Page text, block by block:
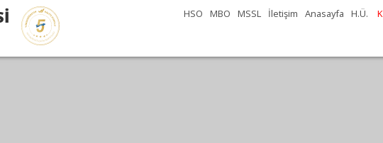
HSO MBO MSSL İletişim Anasayfa H.Ü.